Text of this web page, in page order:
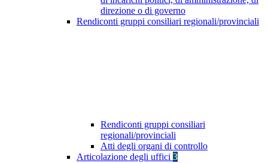
direzione o di governo
Rendiconti gruppi consiliari regionali/provinciali
Rendiconti gruppi consiliari
regionali/provinciali
Atti degli organi di controllo
Articolazione degli uffici 3